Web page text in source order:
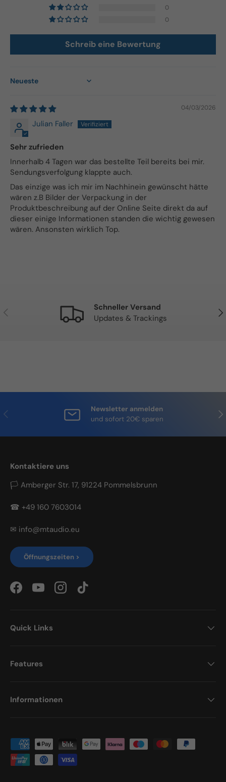
0
0
Schreib eine Bewertung
Sort by
04/03/2026
Julian Faller
Sehr zufrieden
Innerhalb 4 Tagen war das bestellte Teil bereits bei mir.
Sendungsverfolgung klappte auch.
Das einzige was ich mir im Nachhinein gewünscht hätte
wären z.B Bilder der Verpackung in der
Produktbeschreibung auf der Online Seite direkt da auf
dieser einige Informationen standen die wichtig gewesen
wären. Ansonsten wirklich Top.
Vorherige
Schneller Versand
Updates & Trackings
Vorherige
Newsletter anmelden
und sofort 20€ sparen
Kontaktiere uns
🏳 Amberger Str. 17, 91224 Pommelsbrunn
☎ +49 160 7603014
✉ info@mtaudio.eu
Öffnungszeiten >
FacebookYouTubeInstagramTikTok
Quick Links
Features
Informationen
Zahlungsmethoden